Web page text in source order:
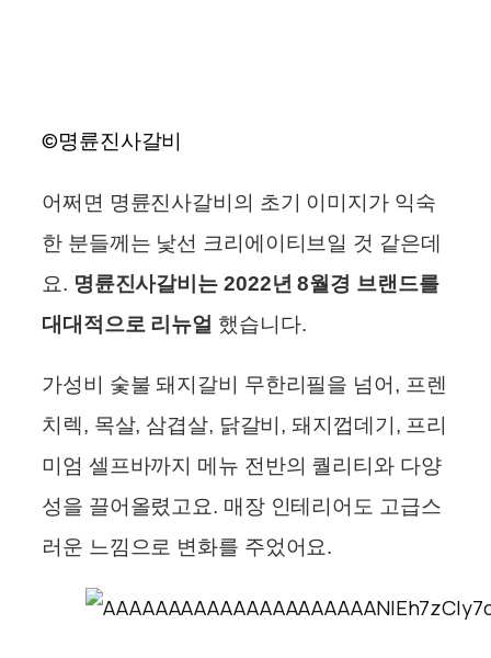
©명륜진사갈비
어쩌면 명륜진사갈비의 초기 이미지가 익숙
한 분들께는 낯선 크리에이티브일 것 같은데
요. 명륜진사갈비는 2022년 8월경 브랜드를
대대적으로 리뉴얼 했습니다.
가성비 숯불 돼지갈비 무한리필을 넘어, 프렌
치렉, 목살, 삼겹살, 닭갈비, 돼지껍데기, 프리
미엄 셀프바까지 메뉴 전반의 퀄리티와 다양
성을 끌어올렸고요. 매장 인테리어도 고급스
러운 느낌으로 변화를 주었어요.